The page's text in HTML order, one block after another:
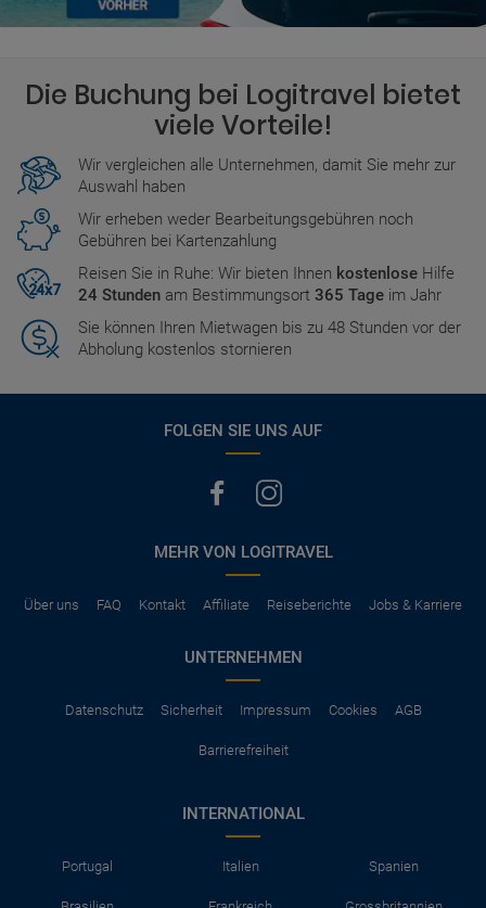
Die Buchung bei Logitravel bietet
viele Vorteile!
Wir vergleichen alle Unternehmen, damit Sie mehr zur
Auswahl haben
Wir erheben weder Bearbeitungsgebühren noch
Gebühren bei Kartenzahlung
Reisen Sie in Ruhe: Wir bieten Ihnen kostenlose Hilfe
24 Stunden am Bestimmungsort 365 Tage im Jahr
Sie können Ihren Mietwagen bis zu 48 Stunden vor der
Abholung kostenlos stornieren
FOLGEN SIE UNS AUF
MEHR VON LOGITRAVEL
Über uns FAQ Kontakt Affiliate Reiseberichte Jobs & Karriere
UNTERNEHMEN
Datenschutz Sicherheit Impressum Cookies AGB
Barrierefreiheit
INTERNATIONAL
Portugal Italien Spanien